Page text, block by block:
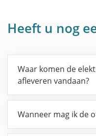
Heeft u nog
Waar komen de
afleveren vandaan?
Wanneer mag ik de